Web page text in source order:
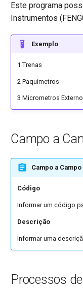
Este programa
Instrumentos
Exemplo
1 Trenas
2 Paquímetros
3 Micrometros
Campo a
Campo a Campo
Código
Informar um código
Descrição
Informar uma
Processos